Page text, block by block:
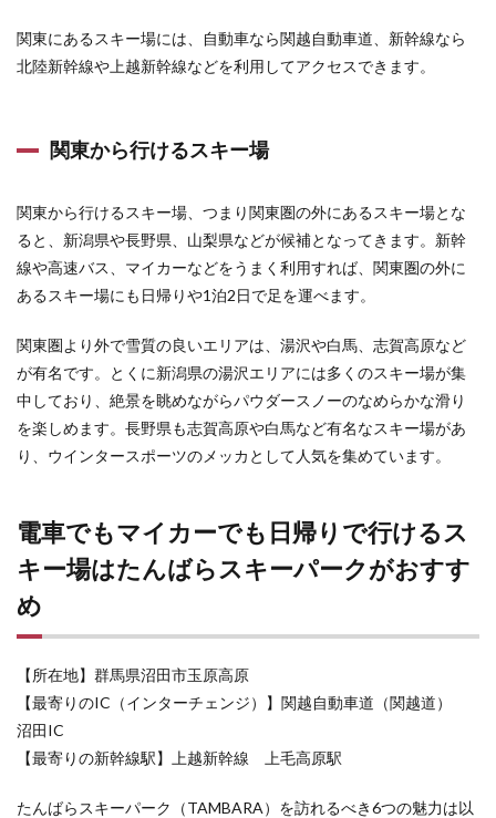
でも
日帰
りで
場は
スキ
ーク
がお
すす
3
アク
別に
おす
すめ
スキ
紹介
3.1
電車
GALA湯
ー場
――上
結。ア
抜群で
関東にあるスキー場には、自動車なら関越自動車道、新幹線なら
北陸新幹線や上越新幹線などを利用してアクセスできます。
関東から行けるスキー場
関東から行けるスキー場、つまり関東圏の外にあるスキー場とな
ると、新潟県や長野県、山梨県などが候補となってきます。新幹
線や高速バス、マイカーなどをうまく利用すれば、関東圏の外に
あるスキー場にも日帰りや1泊2日で足を運べます。
関東圏より外で雪質の良いエリアは、湯沢や白馬、志賀高原など
が有名です。とくに新潟県の湯沢エリアには多くのスキー場が集
中しており、絶景を眺めながらパウダースノーのなめらかな滑り
を楽しめます。長野県も志賀高原や白馬など有名なスキー場があ
り、ウインタースポーツのメッカとして人気を集めています。
電車でもマイカーでも日帰りで行けるス
キー場はたんばらスキーパークがおすす
め
【所在地】群馬県沼田市玉原高原
【最寄りのIC（インターチェンジ）】関越自動車道（関越道）
沼田IC
【最寄りの新幹線駅】上越新幹線 上毛高原駅
たんばらスキーパーク（TAMBARA）を訪れるべき6つの魅力は以